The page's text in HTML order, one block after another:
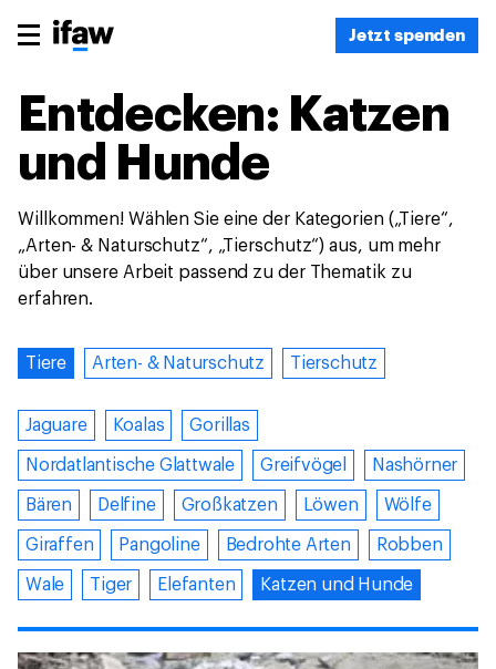
Jetzt spenden
Entdecken: Katzen
und Hunde
Willkommen! Wählen Sie eine der Kategorien („Tiere“,
„Arten- & Naturschutz“, „Tierschutz“) aus, um mehr
über unsere Arbeit passend zu der Thematik zu
erfahren.
Tiere Arten- & Naturschutz Tierschutz
Jaguare Koalas Gorillas
Nordatlantische Glattwale Greifvögel Nashörner
Bären Delfine Großkatzen Löwen Wölfe
Giraffen Pangoline Bedrohte Arten Robben
Wale Tiger Elefanten Katzen und Hunde